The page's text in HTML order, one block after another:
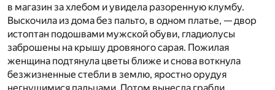
в магазин за хлебом и увидела разоренную клумбу.
Выскочила из дома без пальто, в одном платье, — двор
истоптан подошвами мужской обуви, гладиолусы
заброшены на крышу дровяного сарая. Пожилая
женщина подтянула цветы ближе и снова воткнула
безжизненные стебли в землю, яростно орудуя